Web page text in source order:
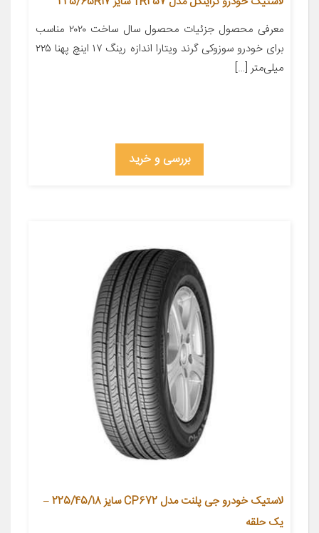
معرفی محصول جزئیات محصول سال ساخت ۲۰۲۰ مناسب
برای خودرو سوزوکی گرند ویتارا اندازه رینگ ۱۷ اینچ پهنا ۲۲۵
میلی‌متر […]
بررسی و خرید
لاستیک خودرو جی پلنت مدل CP672 سایز 225/45/18 –
یک حلقه